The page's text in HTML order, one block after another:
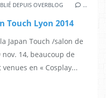
,BD,BANDE DESSINÉ
DEPUIS OVERBLOG …
Touch Lyon 2014
Japan Touch /salon de
nov. 14, beaucoup de
en « Cosplay...